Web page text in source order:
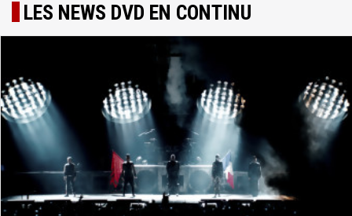
LES NEWS DVD EN CONTINU